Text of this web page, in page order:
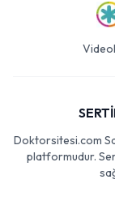
Doktorsitesi.com
platformudur.